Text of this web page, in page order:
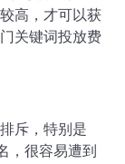
高，才可以获
关键词投放费
斥，特别是
，很容易遭到